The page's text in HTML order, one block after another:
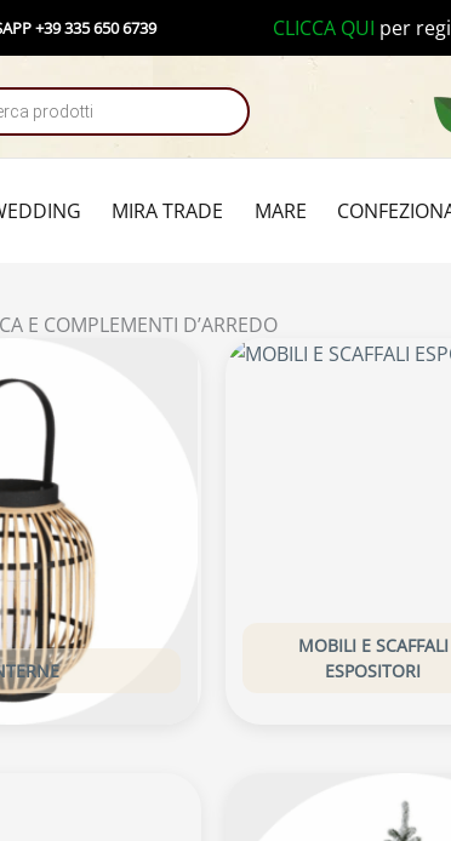
+39 335 650 6739 CLICCA QUI per
search
MIRA TRADE MARE
E COMPLEMENTI D’ARREDO
MOBILI E SCAFFALI
ESPOSITORI